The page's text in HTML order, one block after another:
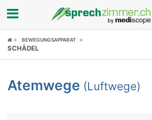
Fokus
Symptome
BEWEGUNGSAPPARAT
SCHÄDEL
Atemwege (Luftwege)